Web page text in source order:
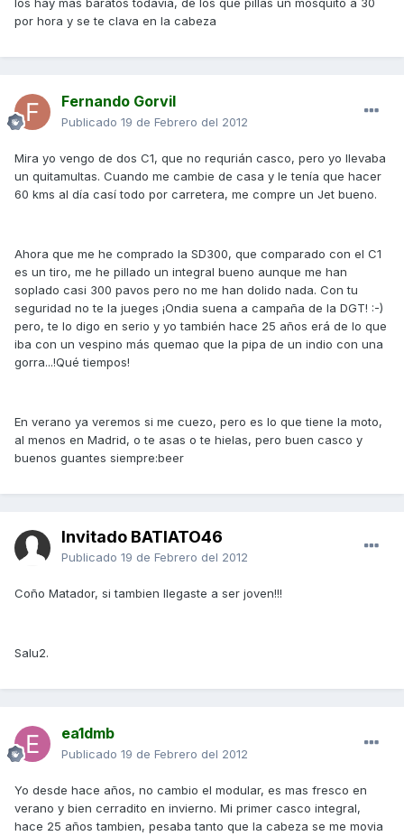
los hay mas baratos todavia, de los que pillas un mosquito a 30
por hora y se te clava en la cabeza
Fernando Gorvil
Publicado 19 de Febrero del 2012
Mira yo vengo de dos C1, que no requrián casco, pero yo llevaba
un quitamultas. Cuando me cambie de casa y le tenía que hacer
60 kms al día casí todo por carretera, me compre un Jet bueno.
Ahora que me he comprado la SD300, que comparado con el C1
es un tiro, me he pillado un integral bueno aunque me han
soplado casi 300 pavos pero no me han dolido nada. Con tu
seguridad no te la jueges ¡Ondia suena a campaña de la DGT! :-)
pero, te lo digo en serio y yo también hace 25 años erá de lo que
iba con un vespino más quemao que la pipa de un indio con una
gorra...!Qué tiempos!
En verano ya veremos si me cuezo, pero es lo que tiene la moto,
al menos en Madrid, o te asas o te hielas, pero buen casco y
buenos guantes siempre:beer
Invitado BATIATO46
Publicado 19 de Febrero del 2012
Coño Matador, si tambien llegaste a ser joven!!!
Salu2.
ea1dmb
Publicado 19 de Febrero del 2012
Yo desde hace años, no cambio el modular, es mas fresco en
verano y bien cerradito en invierno. Mi primer casco integral,
hace 25 años tambien, pesaba tanto que la cabeza se me movia